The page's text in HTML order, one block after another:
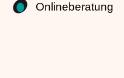
Onlineberatung